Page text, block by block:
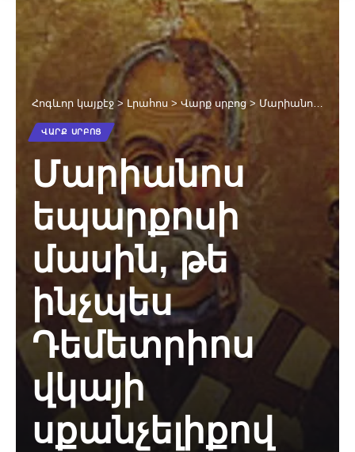
Հոգևոր կայքէջ> Լրահոս > Վարք սրբոց > Մարիանոս եպարքոսի մասին, թե ինչպես Դեմետրիոս վկայի սքանչելիքով բուժվեց անդամալուծությունից
ՎԱՐՔ ՍՐԲՈՑ
Մարիանոս
եպարքոսի
մասին, թե
ինչպես
Դեմետրիոս
վկայի
սքանչելիքով